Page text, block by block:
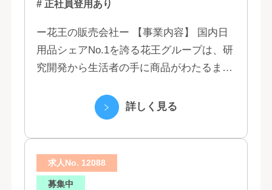
# 正社員登用あり
ー花王の販売会社ー 【事業内容】 国内日
用品シェアNo.1を誇る花王グループは、研
究開発から生活者の手に商品がわたるまで
で、情報のスピード、質、量ともに他社に
詳しく見る
求人No. 12088
募集中